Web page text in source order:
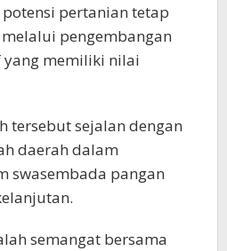
potensi pertanian tetap
pengembangan
memiliki nilai
tersebut sejalan dengan
daerah dalam
swasembada pangan
semangat bersama